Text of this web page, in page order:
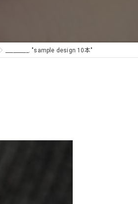
_________. "sample design 10本"